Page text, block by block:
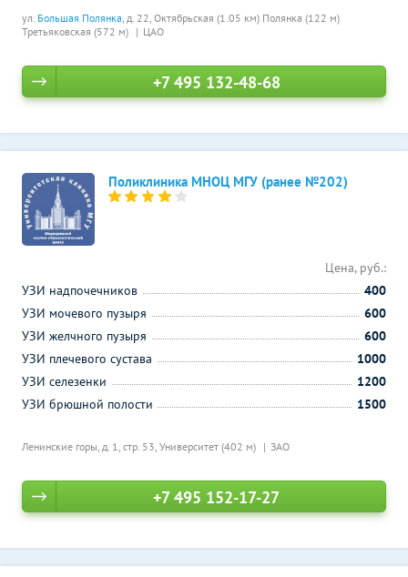
ул. Большая Полянка, д. 22, Октябрьская (1.05 км) Полянка (122 м)
Третьяковская (572 м)
ЦАО
+7 495 132-48-68
Поликлиника МНОЦ МГУ (ранее №202)
Ленинские горы, д. 1, стр. 53, Университет (402 м) ЗАО
Цена, руб.:
УЗИ надпочечников
400
УЗИ мочевого пузыря
600
УЗИ желчного пузыря
600
УЗИ плечевого сустава
1000
УЗИ селезенки
1200
УЗИ брюшной полости
1500
+7 495 152-17-27